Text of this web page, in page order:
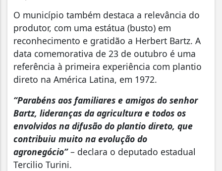
O município também destaca a relevância do
produtor, com uma estátua (busto) em
reconhecimento e gratidão a Herbert Bartz. A
data comemorativa de 23 de outubro é uma
referência à primeira experiência com plantio
direto na América Latina, em 1972.
“Parabéns aos familiares e amigos do senhor
Bartz, lideranças da agricultura e todos os
envolvidos na difusão do plantio direto, que
contribuiu muito na evolução do
agronegócio”– declara o deputado estadual
Tercilio Turini.